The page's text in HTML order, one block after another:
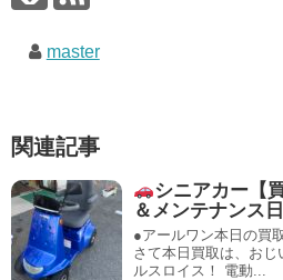
master
関連記事
シニアカー【
＆メンテナンス
●アールワン本日の
さて本日買取は、お
ルスロイス！ 電動...